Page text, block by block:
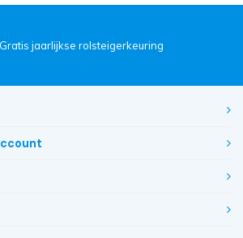
Gratis jaarlijkse rolsteigerkeuring